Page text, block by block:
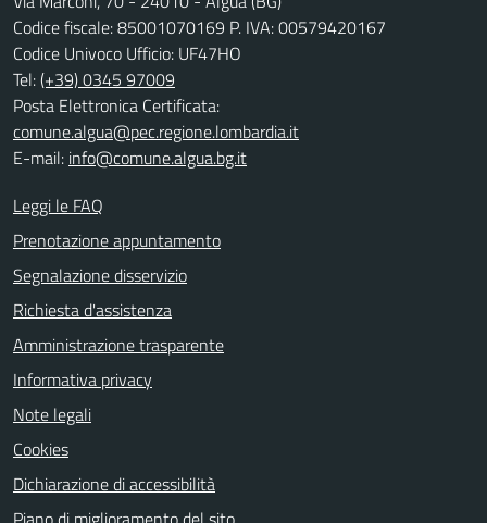
Codice fiscale: 85001070169 P. IVA: 00579420167
Codice Univoco Ufficio: UF47HO
Tel:(+39) 0345 97009
Posta Elettronica Certificata:
comune.algua@pec.regione.lombardia.it
E-mail: info@comune.algua.bg.it
Leggi le FAQ
Prenotazione appuntamento
Segnalazione disservizio
Richiesta d'assistenza
Amministrazione trasparente
Informativa privacy
Note legali
Cookies
Dichiarazione di accessibilità